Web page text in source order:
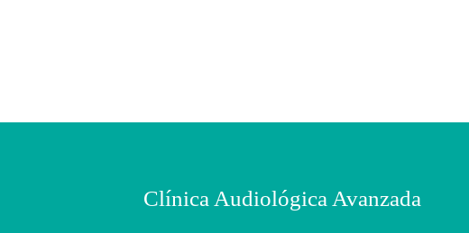
Clínica Audiológica Avanzada